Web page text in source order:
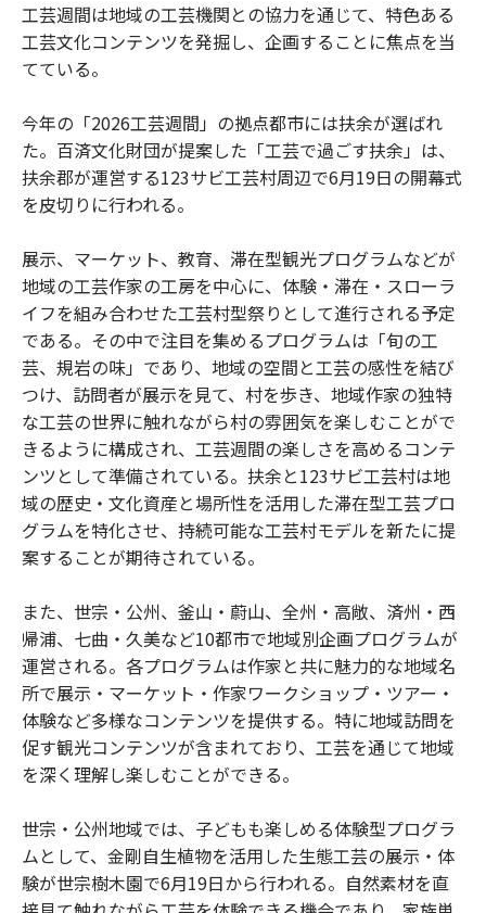
工芸週間は地域の工芸機関との協力を通じて、特色ある
工芸文化コンテンツを発掘し、企画することに焦点を当
てている。
今年の「2026工芸週間」の拠点都市には扶余が選ばれ
た。百済文化財団が提案した「工芸で過ごす扶余」は、
扶余郡が運営する123サビ工芸村周辺で6月19日の開幕式
を皮切りに行われる。
展示、マーケット、教育、滞在型観光プログラムなどが
地域の工芸作家の工房を中心に、体験・滞在・スローラ
イフを組み合わせた工芸村型祭りとして進行される予定
である。その中で注目を集めるプログラムは「旬の工
芸、規岩の味」であり、地域の空間と工芸の感性を結び
つけ、訪問者が展示を見て、村を歩き、地域作家の独特
な工芸の世界に触れながら村の雰囲気を楽しむことがで
きるように構成され、工芸週間の楽しさを高めるコンテ
ンツとして準備されている。扶余と123サビ工芸村は地
域の歴史・文化資産と場所性を活用した滞在型工芸プロ
グラムを特化させ、持続可能な工芸村モデルを新たに提
案することが期待されている。
また、世宗・公州、釜山・蔚山、全州・高敞、済州・西
帰浦、七曲・久美など10都市で地域別企画プログラムが
運営される。各プログラムは作家と共に魅力的な地域名
所で展示・マーケット・作家ワークショップ・ツアー・
体験など多様なコンテンツを提供する。特に地域訪問を
促す観光コンテンツが含まれており、工芸を通じて地域
を深く理解し楽しむことができる。
世宗・公州地域では、子どもも楽しめる体験型プログラ
ムとして、金剛自生植物を活用した生態工芸の展示・体
験が世宗樹木園で6月19日から行われる。自然素材を直